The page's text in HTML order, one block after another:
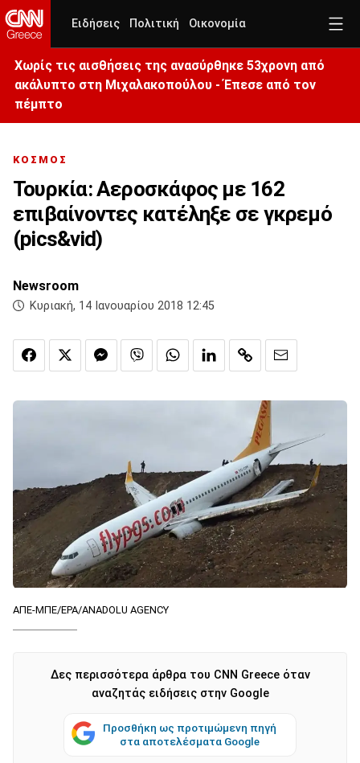
Ειδήσεις Πολιτική Οικονομία
Χωρίς τις αισθήσεις της ανασύρθηκε 53χρονη από
ακάλυπτο στη Μιχαλακοπούλου - Έπεσε από τον
πέμπτο
ΚΟΣΜΟΣ
Τουρκία: Αεροσκάφος με 162
επιβαίνοντες κατέληξε σε γκρεμό
(pics&vid)
Newsroom
Κυριακή, 14 Ιανουαρίου 2018 12:45
ΑΠΕ-ΜΠΕ/ΕΡΑ/ANADOLU AGENCY
Δες περισσότερα άρθρα του CNN Greece όταν
αναζητάς ειδήσεις στην Google
Προσθήκη ως προτιμώμενη πηγή
στα αποτελέσματα Google